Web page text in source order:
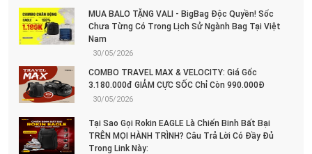
MUA BALO TẶNG VALI - BigBag Độc Quyền! Sốc
Chưa Từng Có Trong Lịch Sử Ngành Bag Tại Việt
Nam
30/05/2026
COMBO TRAVEL MAX & VELOCITY: Giá Gốc
3.180.000đ GIẢM CỰC SỐC Chỉ Còn 990.000Đ
30/05/2026
Tại Sao Gọi Rokin EAGLE Là Chiến Binh Bất Bại
TRÊN MỌI HÀNH TRÌNH? Câu Trả Lời Có Đầy Đủ
Trong Link Này: